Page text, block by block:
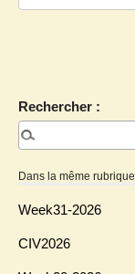
Rechercher :
Dans la même rubrique
Week31-2026
CIV2026